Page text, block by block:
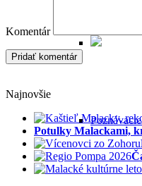
Komentár
Najnovšie
Potulky Malackami,